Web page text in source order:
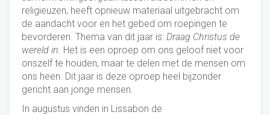
religieuzen, heeft opnieuw materiaal uitgebracht om
de aandacht voor en het gebed om roepingen te
bevorderen. Thema van dit jaar is: Draag Christus de
wereld in. Het is een oproep om ons geloof niet voor
onszelf te houden, maar te delen met de mensen om
ons heen. Dit jaar is deze oproep heel bijzonder
gericht aan jonge mensen.
In augustus vinden in Lissabon de